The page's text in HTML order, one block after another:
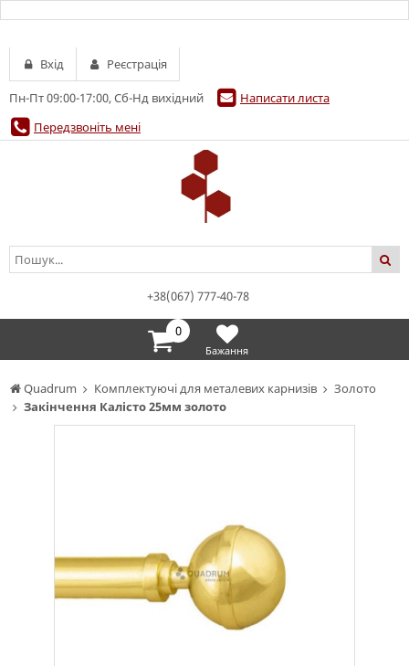
Quadrum Комплектуючі для металевих карнизів
Золото
Закінчення Калісто 25мм золото
Пн-Пт 09:00-17:00, Сб-Нд вихідний
Написати листа
Передзвоніть мені
Вхід Реєстрація
+38(067) 777-40-78
0
Бажання